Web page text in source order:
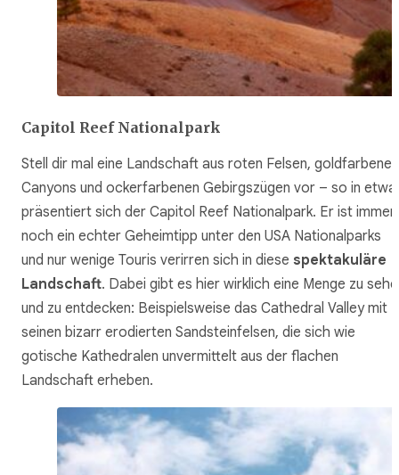
Capitol Reef Nationalpark
Stell dir mal eine Landschaft aus roten Felsen, goldfarbenen
Canyons und ockerfarbenen Gebirgszügen vor – so in etwa
präsentiert sich der Capitol Reef Nationalpark. Er ist immer
noch ein echter Geheimtipp unter den USA Nationalparks
und nur wenige Touris verirren sich in diese spektakuläre
Landschaft. Dabei gibt es hier wirklich eine Menge zu
und zu entdecken: Beispielsweise das Cathedral Valley mit
seinen bizarr erodierten Sandsteinfelsen, die sich wie
gotische Kathedralen unvermittelt aus der flachen
Landschaft erheben.